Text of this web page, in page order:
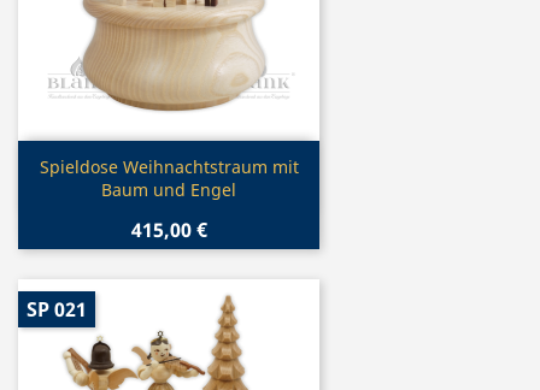
Vorschau
Spieldose Weihnachtstraum mit
Baum und Engel
415,00 €
SP 021